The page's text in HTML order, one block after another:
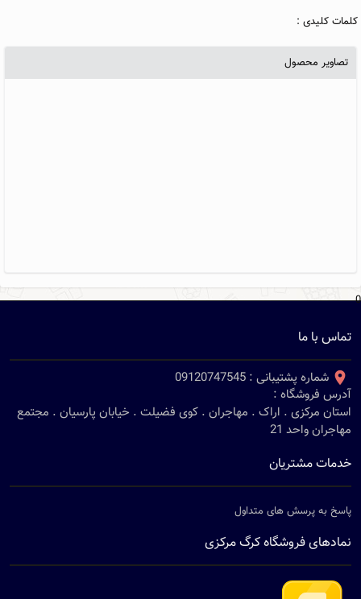
کلمات کلیدی :
تصاویر محصول
0
تماس با ما
شماره پشتیبانی : 09120747545
آدرس فروشگاه :
استان مرکزی . اراک . مهاجران . کوی فضیلت . خیابان پارسیان . مجتمع
مهاجران واحد 21
خدمات مشتریان
پاسخ به پرسش های متداول
نمادهای فروشگاه کرگ مرکزی